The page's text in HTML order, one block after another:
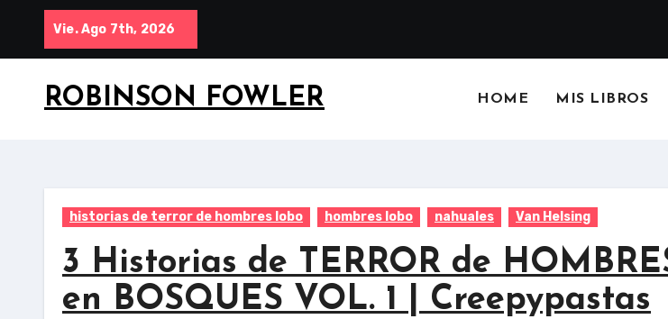
contenido
Vie. Ago 7th, 2026
ROBINSON FOWLER HOME MIS LIBROS
historias de terror de hombres lobo hombres lobo nahuales Van Helsing
3 Historias de TERROR de
en BOSQUES VOL. 1 | Creepypastas